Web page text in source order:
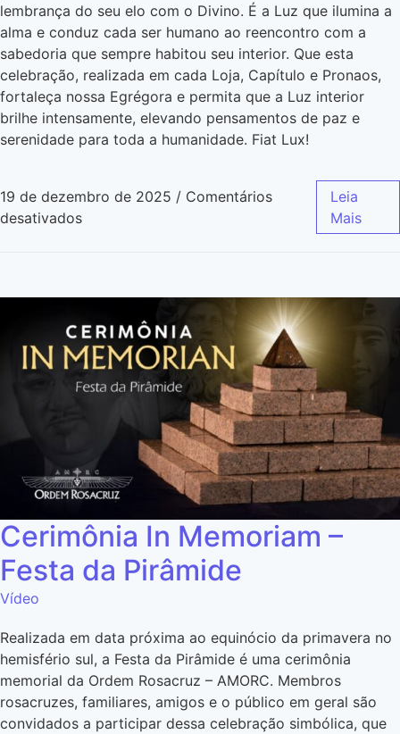
lembrança do seu elo com o Divino. É a Luz que ilumina a
alma e conduz cada ser humano ao reencontro com a
sabedoria que sempre habitou seu interior. Que esta
celebração, realizada em cada Loja, Capítulo e Pronaos,
fortaleça nossa Egrégora e permita que a Luz interior
brilhe intensamente, elevando pensamentos de paz e
serenidade para toda a humanidade. Fiat Lux!
19 de dezembro de 2025 / Comentários
desativados
Leia
Mais
Cerimônia In Memoriam –
Festa da Pirâmide
Vídeo
Realizada em data próxima ao equinócio da primavera no
hemisfério sul, a Festa da Pirâmide é uma cerimônia
memorial da Ordem Rosacruz – AMORC. Membros
rosacruzes, familiares, amigos e o público em geral são
convidados a participar dessa celebração simbólica, que